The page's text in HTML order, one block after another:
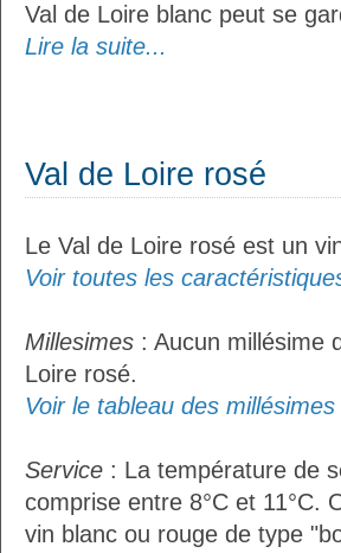
Val de Loire blanc peut se
Lire la suite...
Val de Loire rosé
Le Val de Loire rosé est un
Voir toutes les
Millesimes : Aucun millésime
Loire rosé.
Voir le tableau des millésimes
Service : La température de
comprise entre 8°C et 11°C.
vin blanc ou rouge de type